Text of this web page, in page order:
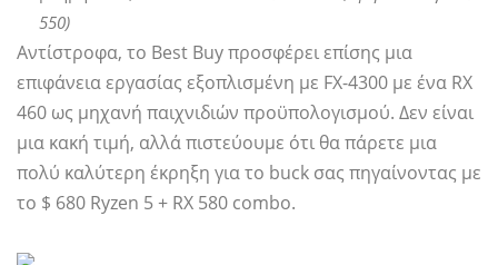
550)
Αντίστροφα, το Best Buy προσφέρει επίσης μια
επιφάνεια εργασίας εξοπλισμένη με FX-4300 με ένα RX
460 ως μηχανή παιχνιδιών προϋπολογισμού. Δεν είναι
μια κακή τιμή, αλλά πιστεύουμε ότι θα πάρετε μια
πολύ καλύτερη έκρηξη για το buck σας πηγαίνοντας με
το $ 680 Ryzen 5 + RX 580 combo.